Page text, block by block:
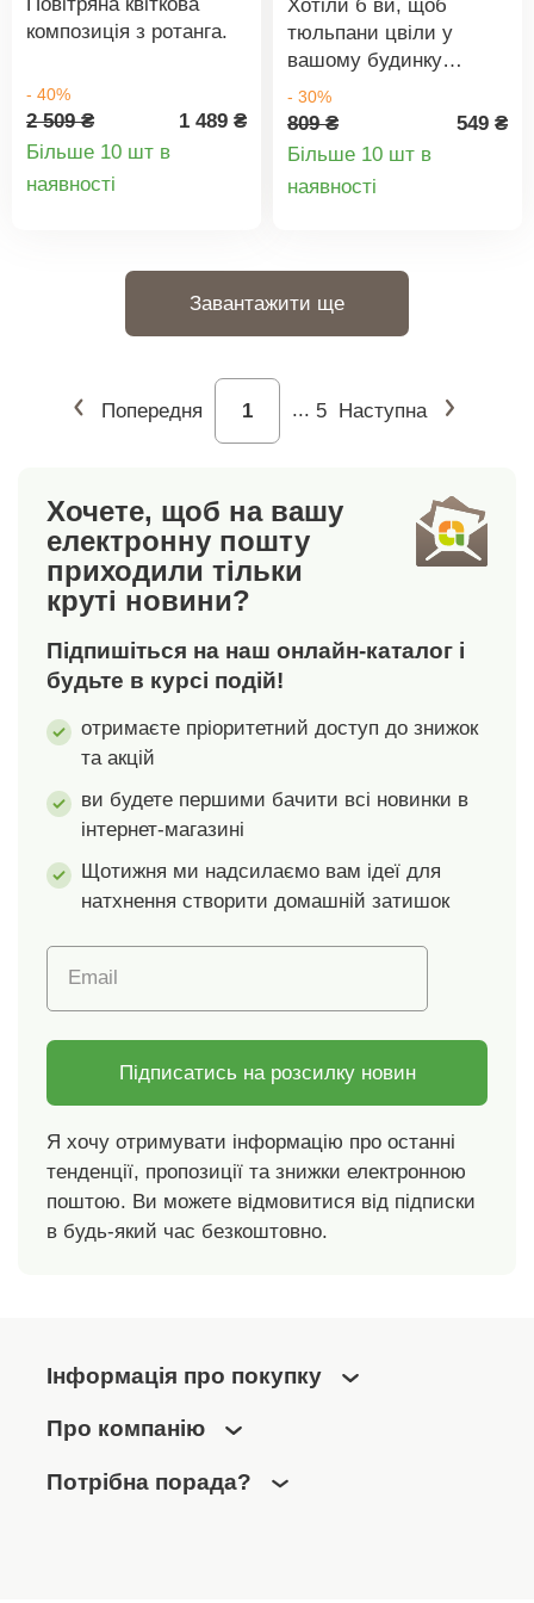
композиція з ротанга.
- 40%
2 509 ₴
1 489 ₴
Більше 10 шт в
наявності
Хотіли б ви, щоб
тюльпани цвіли у
вашому будинку
постійно? У гнізді
верби вони
виглядають точнісінько
потребують води чи
справжні. Включно з
гніздом. Eldo.
- 30%
809 ₴
549 ₴
Більше 10 шт в
наявності
Завантажити ще
Попередня ... 5 Наступна
Хочете, щоб на вашу
електронну пошту
приходили тільки
круті новини?
Підпишіться на наш онлайн-каталог і
будьте в курсі подій!
отримаєте пріоритетний доступ до знижок
та акцій
ви будете першими бачити всі новинки в
інтернет-магазині
Щотижня ми надсилаємо вам ідеї для
натхнення створити домашній затишок
Email
Підписатись на розсилку новин
Я хочу отримувати інформацію про останні
тенденції, пропозиції та знижки електронною
поштою. Ви можете відмовитися від підписки
в будь-який час безкоштовно.
Інформація про покупку
Про компанію
Потрібна порада?